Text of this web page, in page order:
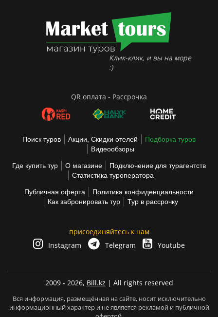
Клик-клик, и вы на море
:)
QR оплата - Рассрочка
Поиск туров Акции, Скидки отелей
Подборка туров
Видеообзоры
Где купить тур О магазине
Подключение для турагентств
Статистика туроператора
Публичная оферта
Политика конфиденциальности
Как забронировать тур
Тур в рассрочку
присоединяйтесь к нам
Instagram
Telegram Youtube
2009 - 2026, Bill.kz | All rights reserved
Вся информация, размещённая на сайте, носит исключительно
информационный характер и не является рекламой и публичной